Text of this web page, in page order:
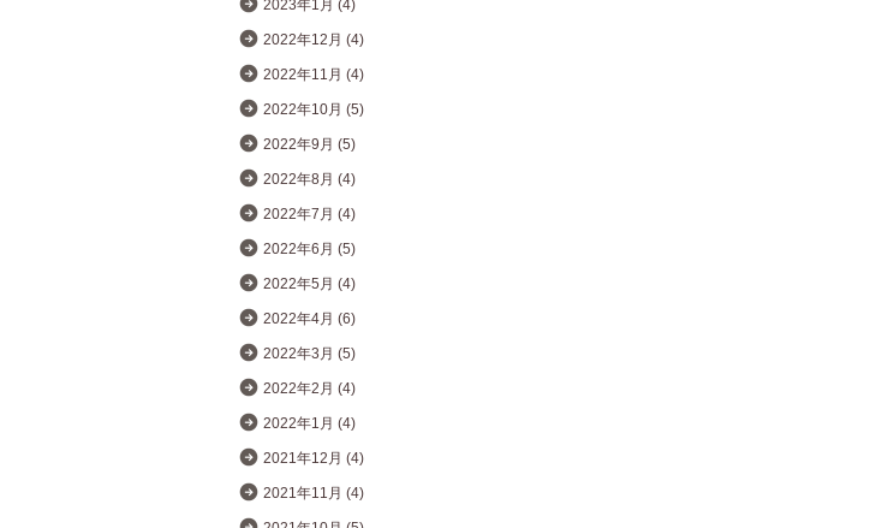
2023年1月 (4)
2022年12月 (4)
2022年11月 (4)
2022年10月 (5)
2022年9月 (5)
2022年8月 (4)
2022年7月 (4)
2022年6月 (5)
2022年5月 (4)
2022年4月 (6)
2022年3月 (5)
2022年2月 (4)
2022年1月 (4)
2021年12月 (4)
2021年11月 (4)